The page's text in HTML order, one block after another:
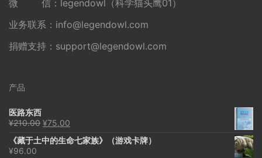
微 信：legendowl（科学猫头鹰01）
业务联系： info@legendowl.com
捐赠支持： support@legendowl.com
产品
医路东西
¥210.00 原
为：
¥75.00
价
《藏于土中的生命七家族》（游戏卡牌）
¥96.00